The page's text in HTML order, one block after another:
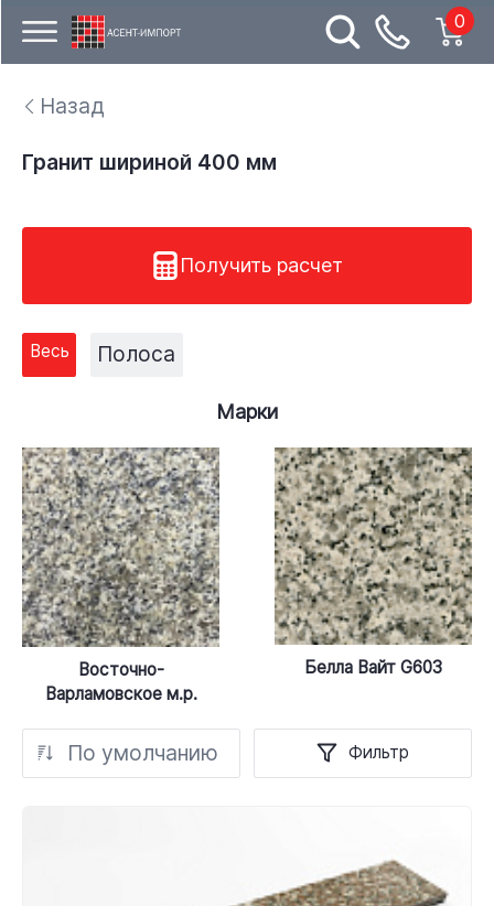
0
Назад
Гранит шириной 400 мм
Получить расчет
Весь Полоса
Марки
Восточно-
Варламовское м.р.
Белла Вайт G603
По умолчанию Фильтр